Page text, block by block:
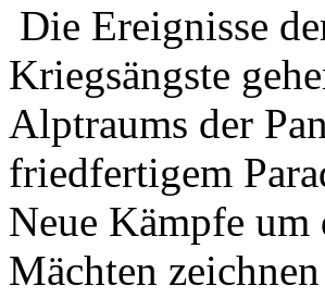
Die Ereignisse
Kriegsängste
Alptraums der
friedfertigem
Neue Kämpfe um
Mächten